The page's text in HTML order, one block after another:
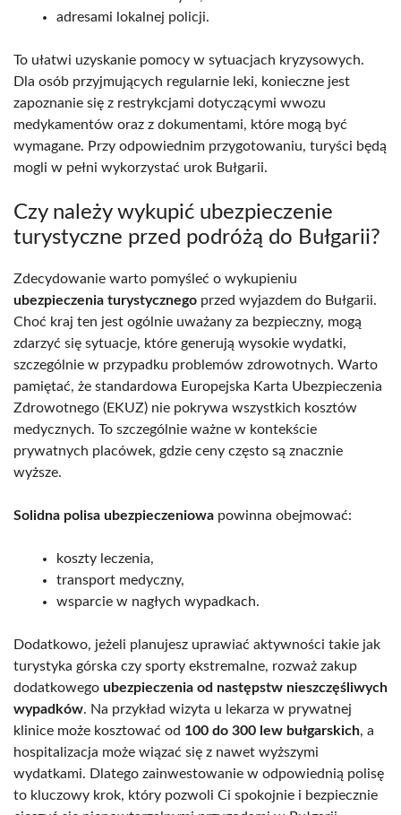
adresami lokalnej policji.
To ułatwi uzyskanie pomocy w sytuacjach kryzysowych.
Dla osób przyjmujących regularnie leki, konieczne jest
zapoznanie się z restrykcjami dotyczącymi wwozu
medykamentów oraz z dokumentami, które mogą być
wymagane. Przy odpowiednim przygotowaniu, turyści będą
mogli w pełni wykorzystać urok Bułgarii.
Czy należy wykupić ubezpieczenie
turystyczne przed podróżą do Bułgarii?
Zdecydowanie warto pomyśleć o wykupieniu
ubezpieczenia turystycznego przed wyjazdem do Bułgarii.
Choć kraj ten jest ogólnie uważany za bezpieczny, mogą
zdarzyć się sytuacje, które generują wysokie wydatki,
szczególnie w przypadku problemów zdrowotnych. Warto
pamiętać, że standardowa Europejska Karta Ubezpieczenia
Zdrowotnego (EKUZ) nie pokrywa wszystkich kosztów
medycznych. To szczególnie ważne w kontekście
prywatnych placówek, gdzie ceny często są znacznie
wyższe.
Solidna polisa ubezpieczeniowa powinna obejmować:
koszty leczenia,
transport medyczny,
wsparcie w nagłych wypadkach.
Dodatkowo, jeżeli planujesz uprawiać aktywności takie jak
turystyka górska czy sporty ekstremalne, rozważ zakup
dodatkowego ubezpieczenia od następstw nieszczęśliwych
wypadków. Na przykład wizyta u lekarza w prywatnej
klinice może kosztować od 100 do 300 lew bułgarskich, a
hospitalizacja może wiązać się z nawet wyższymi
wydatkami. Dlatego zainwestowanie w odpowiednią polisę
to kluczowy krok, który pozwoli Ci spokojnie i bezpiecznie